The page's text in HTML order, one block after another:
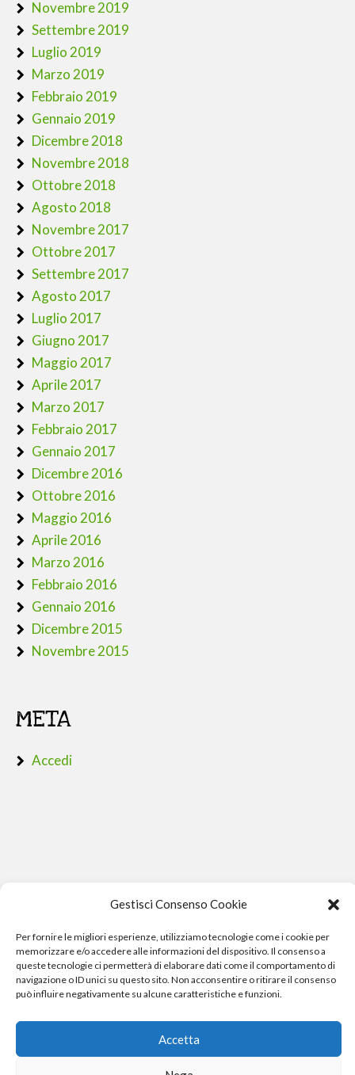
Gestisci Consenso Cookie
Per fornire le migliori esperienze, utilizziamo tecnologie come i cookie per
memorizzare e/o accedere alle informazioni del dispositivo. Il consenso a
queste tecnologie ci permetterà di elaborare dati come il comportamento di
navigazione o ID unici su questo sito. Non acconsentire o ritirare il consenso
può influire negativamente su alcune caratteristiche e funzioni.
Accetta
Novembre 2019
Settembre 2019
Luglio 2019
Marzo 2019
Febbraio 2019
Gennaio 2019
Dicembre 2018
Novembre 2018
Ottobre 2018
Agosto 2018
Novembre 2017
Ottobre 2017
Settembre 2017
Agosto 2017
Luglio 2017
Giugno 2017
Maggio 2017
Aprile 2017
Marzo 2017
Febbraio 2017
Gennaio 2017
Dicembre 2016
Ottobre 2016
Maggio 2016
Aprile 2016
Marzo 2016
Febbraio 2016
Gennaio 2016
Dicembre 2015
Novembre 2015
META
Accedi
e gopro